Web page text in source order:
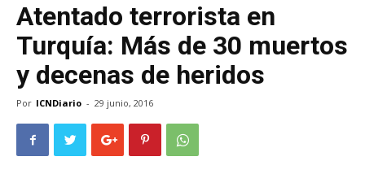
Atentado terrorista en
Turquía: Más de 30 muertos
y decenas de heridos
Por ICNDiario - 29 junio, 2016